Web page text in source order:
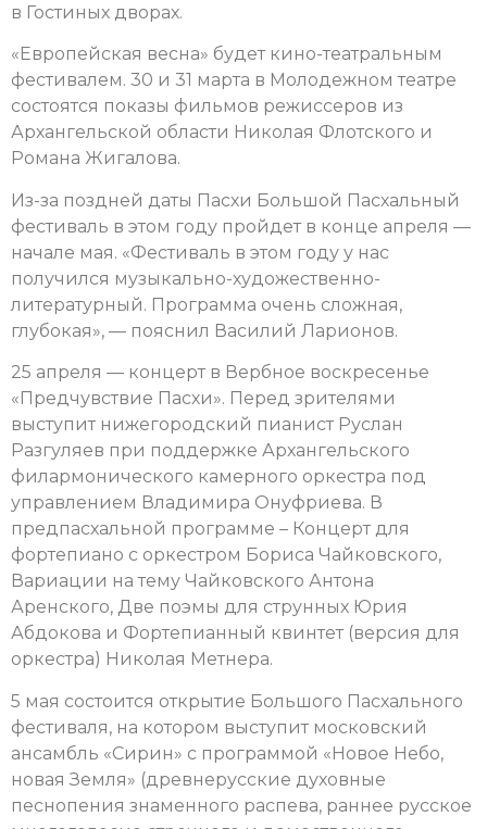
в Гостиных дворах.
«Европейская весна» будет кино-театральным
фестивалем. 30 и 31 марта в Молодежном театре
состоятся показы фильмов режиссеров из
Архангельской области Николая Флотского и
Романа Жигалова.
Из-за поздней даты Пасхи Большой Пасхальный
фестиваль в этом году пройдет в конце апреля —
начале мая. «Фестиваль в этом году у нас
получился музыкально-художественно-
литературный. Программа очень сложная,
глубокая», — пояснил Василий Ларионов.
25 апреля — концерт в Вербное воскресенье
«Предчувствие Пасхи». Перед зрителями
выступит нижегородский пианист Руслан
Разгуляев при поддержке Архангельского
филармонического камерного оркестра под
управлением Владимира Онуфриева. В
предпасхальной программе – Концерт для
фортепиано с оркестром Бориса Чайковского,
Вариации на тему Чайковского Антона
Аренского, Две поэмы для струнных Юрия
Абдокова и Фортепианный квинтет (версия для
оркестра) Николая Метнера.
5 мая состоится открытие Большого Пасхального
фестиваля, на котором выступит московский
ансамбль «Сирин» с программой «Новое Небо,
новая Земля» (древнерусские духовные
песнопения знаменного распева, раннее русское